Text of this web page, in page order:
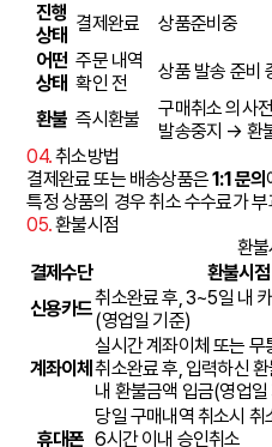
진행
상태
결제완료 상품준비중
어떤
상태
주문 내역
확인 전
상품 발송 준비
환불 즉시환불
구매취소 의사
발송중지 → 환
04.취소방법
결제완료 또는 배송상품은1:1 문의
특정 상품의 경우 취소 수수료가
05.환불시점
환불
결제수단
환불시점
신용카드취소완료 후, 3~5일 내
(영업일 기준)
계좌이체
실시간 계좌이체 또는 무
취소완료 후, 입력하신
내 환불금액 입금(영업일
휴대폰
당일 구매내역 취소시 취
6시간 이내 승인취소